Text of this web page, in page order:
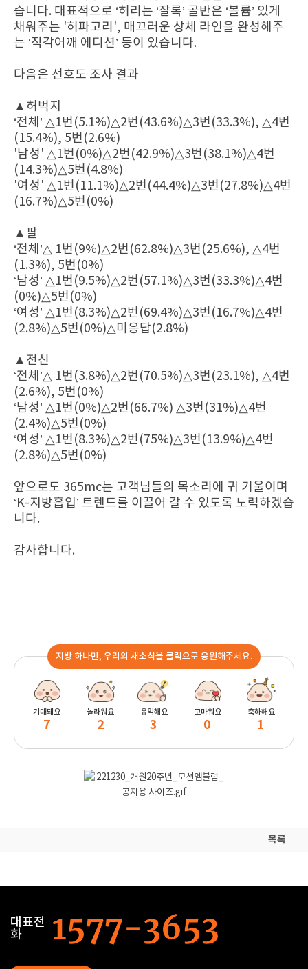
습니다. 대표적으로 ‘허리는 ‘잘록’ 골반은 ‘볼륨’ 있게
채워주는 '허파고리', 매끄러운 상체 라인을 완성해주
는 ‘직각어깨 에디션’ 등이 있습니다.
다음은 선호도 조사 결과
▲허벅지
‘전체’ △1번(5.1%)△2번(43.6%)△3번(33.3%), △4번
(15.4%), 5번(2.6%)
'남성' △1번(0%)△2번(42.9%)△3번(38.1%)△4번
(14.3%)△5번(4.8%)
'여성' △1번(11.1%)△2번(44.4%)△3번(27.8%)△4번
(16.7%)△5번(0%)
▲팔
‘전체’△ 1번(9%)△2번(62.8%)△3번(25.6%), △4번
(1.3%), 5번(0%)
‘남성’ △1번(9.5%)△2번(57.1%)△3번(33.3%)△4번
(0%)△5번(0%)
‘여성’ △1번(8.3%)△2번(69.4%)△3번(16.7%)△4번
(2.8%)△5번(0%)△미응답(2.8%)
▲전신
‘전체’△ 1번(3.8%)△2번(70.5%)△3번(23.1%), △4번
(2.6%), 5번(0%)
‘남성’ △1번(0%)△2번(66.7%) △3번(31%)△4번
(2.4%)△5번(0%)
‘여성’ △1번(8.3%)△2번(75%)△3번(13.9%)△4번
(2.8%)△5번(0%)
앞으로도 365mc는 고객님들의 목소리에 귀 기울이며
‘K-지방흡입’ 트렌드를 이끌어 갈 수 있도록 노력하겠습
니다.
감사합니다.
지방 하나만, 우리의 새소식을 클릭으로 응원해주세요.
기대돼요
7
놀라워요
2
유익해요
3
고마워요
0
축하해요
1
목록
대표전
화